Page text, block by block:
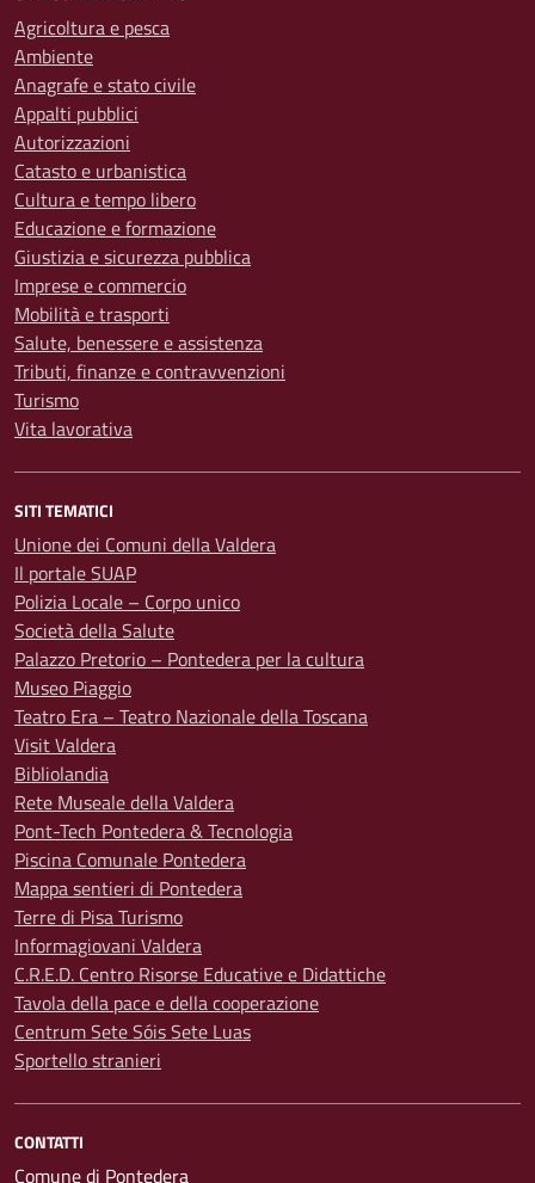
Agricoltura e pesca
Ambiente
Anagrafe e stato civile
Appalti pubblici
Autorizzazioni
Catasto e urbanistica
Cultura e tempo libero
Educazione e formazione
Giustizia e sicurezza pubblica
Imprese e commercio
Mobilità e trasporti
Salute, benessere e assistenza
Tributi, finanze e contravvenzioni
Turismo
Vita lavorativa
SITI TEMATICI
Unione dei Comuni della Valdera
Il portale SUAP
Polizia Locale – Corpo unico
Società della Salute
Palazzo Pretorio – Pontedera per la cultura
Museo Piaggio
Teatro Era – Teatro Nazionale della Toscana
Visit Valdera
Bibliolandia
Rete Museale della Valdera
Pont-Tech Pontedera & Tecnologia
Piscina Comunale Pontedera
Mappa sentieri di Pontedera
Terre di Pisa Turismo
Informagiovani Valdera
C.R.E.D. Centro Risorse Educative e Didattiche
Tavola della pace e della cooperazione
Centrum Sete Sóis Sete Luas
Sportello stranieri
CONTATTI
Comune di Pontedera